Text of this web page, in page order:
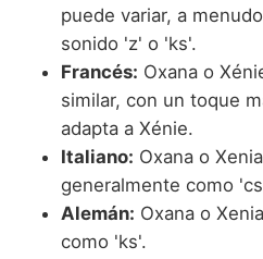
puede variar, a
sonido 'z' o 'ks'.
Francés: Oxana o
similar, con un toque
adapta a Xénie.
Italiano: Oxana o
generalmente como
Alemán: Oxana o
como 'ks'.